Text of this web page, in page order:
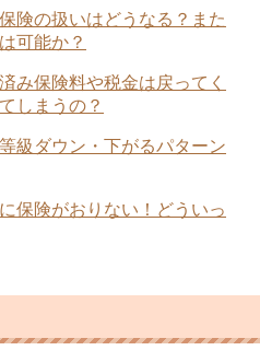
険の扱いはどうなる？また
可能か？
み保険料や税金は戻ってく
しまうの？
級ダウン・下がるパターン
保険がおりない！どういっ